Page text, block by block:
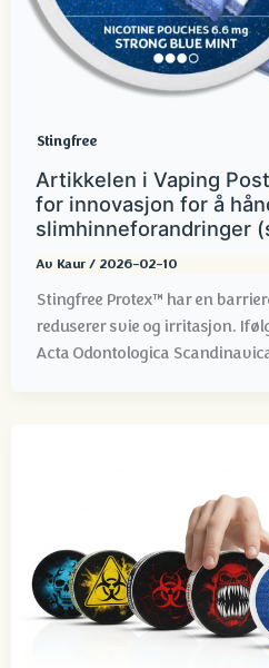
Stingfree
Artikkelen i Vaping
for innovasjon for å
slimhinneforandringer
Av Kaur / 2026-02-10
Stingfree Protex™ har en
reduserer svie og irritasjon.
Acta Odontologica